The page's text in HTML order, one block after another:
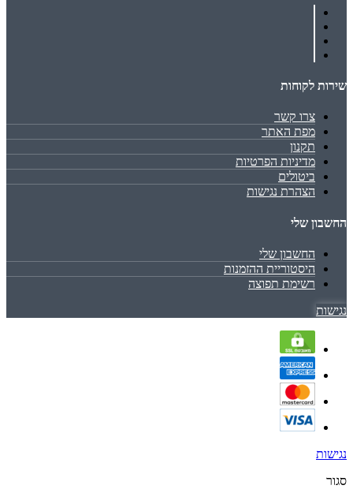
שירות לקוחות
צרו קשר
מפת האתר
תקנון
מדיניות הפרטיות
ביטולים
הצהרת נגישות
החשבון שלי
החשבון שלי
היסטוריית ההזמנות
רשימת תפוצה
נגישות
נגישות
סגור